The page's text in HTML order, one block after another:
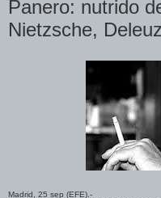
Panero: nutrido
Nietzsche,
Madrid, 25 sep (EFE).-